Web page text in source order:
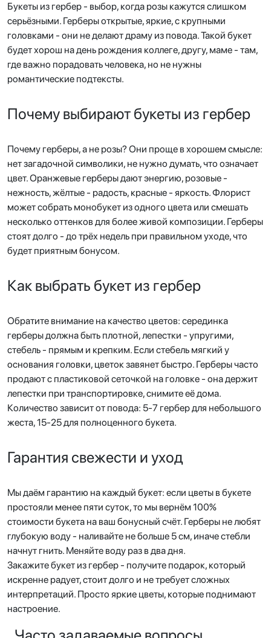
Букеты из гербер - выбор, когда розы кажутся слишком
серьёзными. Герберы открытые, яркие, с крупными
головками - они не делают драму из повода. Такой букет
будет хорош на день рождения коллеге, другу, маме - там,
где важно порадовать человека, но не нужны
романтические подтексты.
Почему выбирают букеты из гербер
Почему герберы, а не розы? Они проще в хорошем смысле:
нет загадочной символики, не нужно думать, что означает
цвет. Оранжевые герберы дают энергию, розовые -
нежность, жёлтые - радость, красные - яркость. Флорист
может собрать монобукет из одного цвета или смешать
несколько оттенков для более живой композиции. Герберы
стоят долго - до трёх недель при правильном уходе, что
будет приятным бонусом.
Как выбрать букет из гербер
Обратите внимание на качество цветов: серединка
герберы должна быть плотной, лепестки - упругими,
стебель - прямым и крепким. Если стебель мягкий у
основания головки, цветок завянет быстро. Герберы часто
продают с пластиковой сеточкой на головке - она держит
лепестки при транспортировке, снимите её дома.
Количество зависит от повода: 5-7 гербер для небольшого
жеста, 15-25 для полноценного букета.
Гарантия свежести и уход
Мы даём гарантию на каждый букет: если цветы в букете
простояли менее пяти суток, то мы вернём 100%
стоимости букета на ваш бонусный счёт. Герберы не любят
глубокую воду - наливайте не больше 5 см, иначе стебли
начнут гнить. Меняйте воду раз в два дня.
Закажите букет из гербер - получите подарок, который
искренне радует, стоит долго и не требует сложных
интерпретаций. Просто яркие цветы, которые поднимают
настроение.